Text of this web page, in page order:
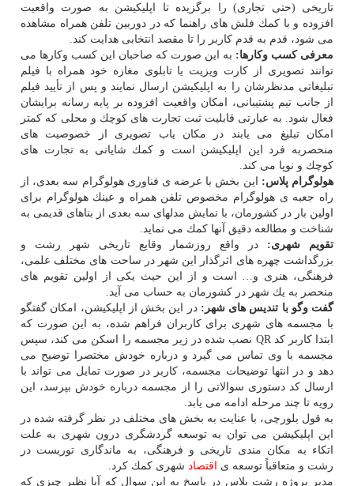
تاریخی (حتی تجاری) را برگزیده تا اپلیكیشن به صورت واقعیت
افزوده و با كمك فلش های راهنما كه در دوربین تلفن همراه مشاهده
می شود، قدم به قدم كاربر را تا مقصد انتخابی هدایت كند.
معرفی كسب وكارها: به این صورت كه صاحبان این كسب وكارها می
توانند تصویری از كارت ویزیت یا تابلوی مغازه خود همراه با فیلم
تبلیغاتی مدنظرشان را به اپلیكیشن ارسال نمایند و پس از تأیید فیلم
از جانب تیم پشتیبانی، امكان واقعیت افزوده بر پایه رسانه برایشان
فعال شود. به عبارتی قابلیت ثبت تجارت های كوچك و محلی كه كمتر
امكان تبلیغ می یابند در مكان یاب تصویری از خصوصیت های
منحصربه فرد این اپلیكیشن است و كمك شایانی به تجارت های
كوچك و نوپا می كند.
هولوگرام پلاس:
این بخش با عرضه ی فناوری هولوگرام سه بعدی، از
راه جعبه ی هولوگرام مخصوص تلفن همراه و عینك هولوگرام برای
اولین بار در كشورمان، با نمایش مدلهای سه بعدی از بناهای قدیمی به
شناخت و مطالعه دقیق آنها كمك می نماید.
تقویم شهری: در واقع روزشمار وقایع تاریخی شهر رشت و
بزرگداشت چهره های اثرگذار این شهر در ساحت های مختلف علمی،
فرهنگی، هنری و… است و از این حیث یكی از اولین تقویم های
منحصر به یك شهر در كشورمان به حساب می آید.
گفت وگو با تندیس های شهر:در این بخش از اپلیكیشن، امكان گفتگو
با مجسمه های شهری برای كاربران فراهم شده، به این صورت كه
ابتدا كاربر كد QR نصب شده در زیر مجسمه را اسكن می كند، سپس
مجسمه با وی تماس می گیرد و درباره خودش مختصرا توضیح می
دهد و در انتها توضیحات مجسمه، كاربر در صورت تمایل می تواند با
ارسال كد دستوری سوالاتی را از مجسمه درباره خودش بپرسد، این
رویه تا چند مرحله ادامه می یابد.
به قول بلورچی، با عنایت به بخش های مختلف در نظر گرفته شده در
این اپلیكیشن می توان به توسعه گردشگری درون شهری به علت
اتكاء به مكان مندی تاریخی و فرهنگی، به ماندگاری توریست در
رشت و متعاقباً توسعه ی
اقتصاد شهری كمك كرد.
مدیر پروژه رشت پلاس در پاسخ به این سوال كه آیا نظیر چیزی كه